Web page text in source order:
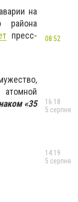
на
района
пресс-
«35
08:52
16:18
5 серпня
14:19
5 серпня